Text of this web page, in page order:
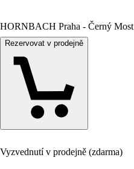
HORNBACH Praha - Černý Most
Rezervovat v prodejně
Vyzvednutí v prodejně (zdarma)